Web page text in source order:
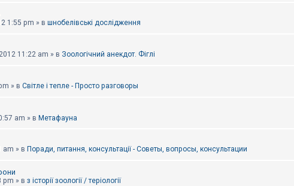
1:55 pm » в шнобелівські дослідження
11:22 am » в Зоологічний анекдот. Фіглі
» в Світле і тепле - Просто разговоры
am » в Метафауна
am » в Поради, питання, консультації - Советы, вопросы, консультации
pm » в з історії зоології / теріології